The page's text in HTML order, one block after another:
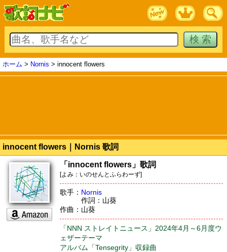
ホーム > Nornis > innocent flowers
innocent flowers｜Nornis 歌詞
「innocent flowers」歌詞
[よみ：いのせんとふらわーず]
歌手： Nornis
作詞：山葵
作曲：山葵
「NNN ストレイトニュース」2024年4月～6月度ウ
ェザーテーマ
アルバム「Tensegrity」収録曲